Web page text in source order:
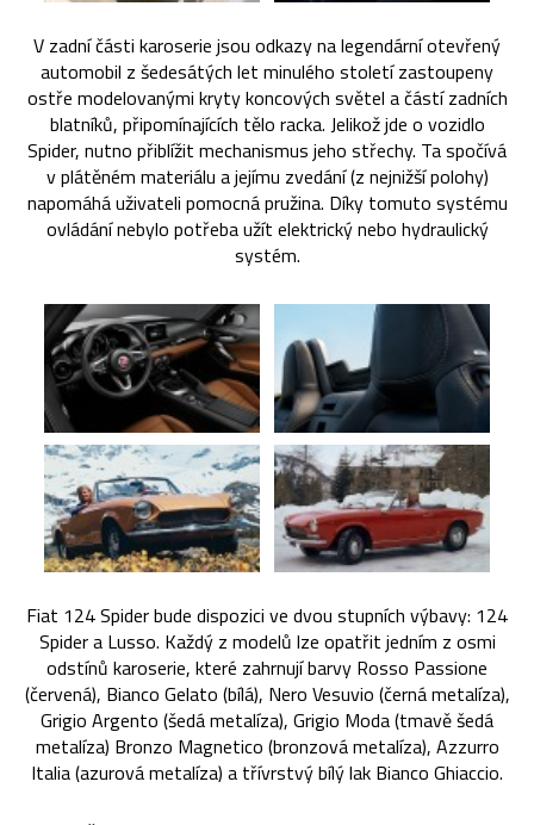
V zadní části karoserie jsou odkazy na legendární otevřený
automobil z šedesátých let minulého století zastoupeny
ostře modelovanými kryty koncových světel a částí zadních
blatníků, připomínajících tělo racka. Jelikož jde o vozidlo
Spider, nutno přiblížit mechanismus jeho střechy. Ta spočívá
v plátěném materiálu a jejímu zvedání (z nejnižší polohy)
napomáhá uživateli pomocná pružina. Díky tomuto systému
ovládání nebylo potřeba užít elektrický nebo hydraulický
systém.
Fiat 124 Spider bude dispozici ve dvou stupních výbavy: 124
Spider a Lusso. Každý z modelů lze opatřit jedním z osmi
odstínů karoserie, které zahrnují barvy Rosso Passione
(červená), Bianco Gelato (bílá), Nero Vesuvio (černá metalíza),
Grigio Argento (šedá metalíza), Grigio Moda (tmavě šedá
metalíza) Bronzo Magnetico (bronzová metalíza), Azzurro
Italia (azurová metalíza) a třívrstvý bílý lak Bianco Ghiaccio.